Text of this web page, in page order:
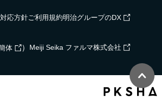
応方針ご利用規約明治グループのDX
体 ） Meiji Seika ファルマ株式会社